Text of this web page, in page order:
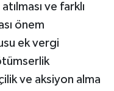
ve farklı
önem
ek vergi
ve aksiyon alma